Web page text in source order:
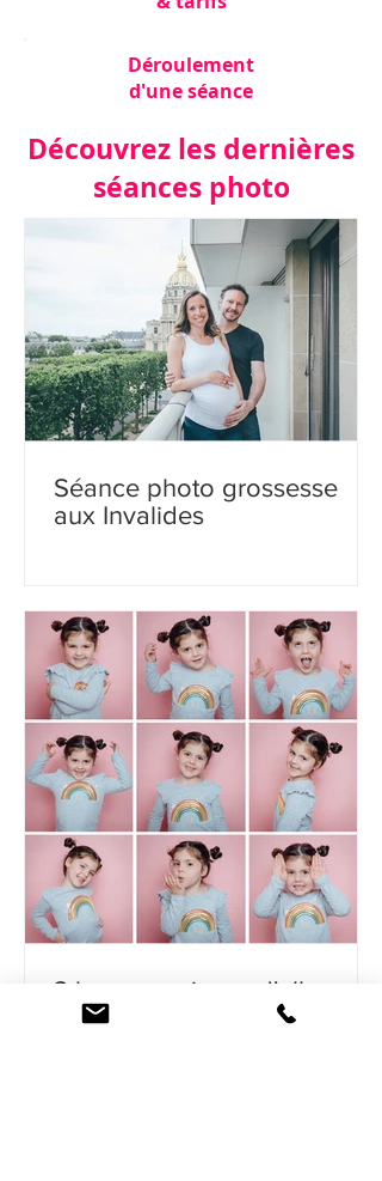
Déroulement
d'une séance
Découvrez les dernières
séances photo
Séance photo grossesse
aux Invalides
3 bonnes raisons d'aller
chez le photographe pour